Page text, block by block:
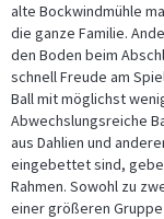
alte Bockwindmühle
die ganze Familie.
den Boden beim
schnell Freude am
Ball mit möglichst
Abwechslungsreiche
aus Dahlien und
eingebettet sind,
Rahmen. Sowohl zu
einer größeren